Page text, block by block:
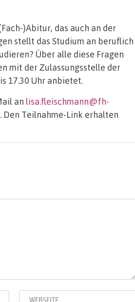
)Abitur, das auch an der
stellt das Studium an beruflich
Über alle diese Fragen
mit der Zulassungsstelle der
17.30 Uhr anbietet.
an lisa.fleischmann@fh-
Den Teilnahme-Link erhalten